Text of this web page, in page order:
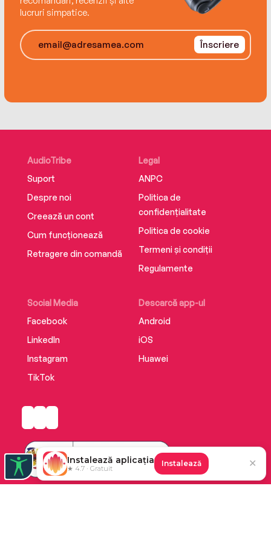
lucruri simpatice.
Înscriere
AudioTribe
Suport
Despre noi
Creează un cont
Cum funcționează
Retragere din comandă
Social Media
Facebook
LinkedIn
Instagram
TikTok
Descarcă app-ul
Android
iOS
Huawei
Legal
ANPC
Politica de
confidențialitate
Politica de cookie
Termeni și condiții
Regulamente
Instalează aplicația
★ 4.7 · Gratuit
Instalează ✕